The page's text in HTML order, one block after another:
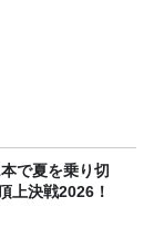
で夏を乗り切
上決戦2026！